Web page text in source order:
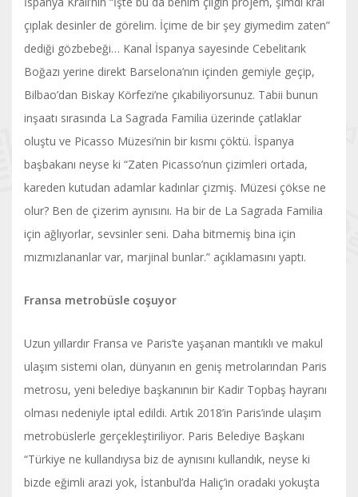
çıplak desinler de görelim. İçime de bir şey giymedim zaten”
dediği gözbebeği… Kanal İspanya sayesinde Cebelitarık
Boğazı yerine direkt Barselona’nın içinden gemiyle geçip,
Bilbao’dan Biskay Körfezi’ne çıkabiliyorsunuz. Tabii bunun
inşaatı sırasında La Sagrada Familia üzerinde çatlaklar
oluştu ve Picasso Müzesi’nin bir kısmı çöktü. İspanya
başbakanı neyse ki “Zaten Picasso’nun çizimleri ortada,
kareden kutudan adamlar kadınlar çizmiş. Müzesi çökse ne
olur? Ben de çizerim aynısını. Ha bir de La Sagrada Familia
için ağlıyorlar, sevsinler seni. Daha bitmemiş bina için
mızmızlananlar var, marjinal bunlar.” açıklamasını yaptı.
Fransa metrobüsle coşuyor
Uzun yıllardır Fransa ve Paris’te yaşanan mantıklı ve makul
ulaşım sistemi olan, dünyanın en geniş metrolarından Paris
metrosu, yeni belediye başkanının bir Kadir Topbaş hayranı
olması nedeniyle iptal edildi. Artık 2018’in Paris’inde ulaşım
metrobüslerle gerçekleştiriliyor. Paris Belediye Başkanı
“Türkiye ne kullandıysa biz de aynısını kullandık, neyse ki
bizde eğimli arazi yok, İstanbul’da Haliç’in oradaki yokuşta